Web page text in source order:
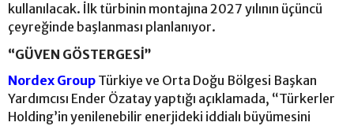
kullanılacak. İlk türbinin montajına 2027 yılının üçüncü
çeyreğinde başlanması planlanıyor.
“GÜVEN GÖSTERGESİ”
Nordex Group Türkiye ve Orta Doğu Bölgesi Başkan
Yardımcısı Ender Özatay yaptığı açıklamada, “Türkerler
Holding’in yenilenebilir enerjideki iddialı büyümesini